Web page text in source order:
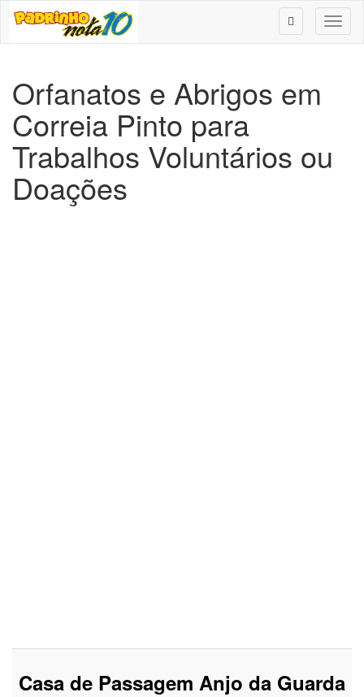
Orfanatos e Abrigos em
Correia Pinto para
Trabalhos Voluntários ou
Doações
Casa de Passagem Anjo da Guarda